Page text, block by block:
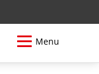
Menu